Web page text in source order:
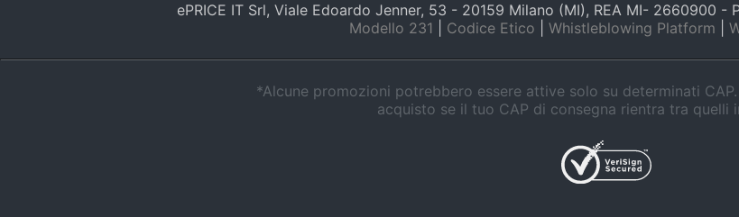
ePRICE IT Srl, Viale Edoardo Jenner, 53 - 20159 Milano (MI), REA MI- 2660900
Modello 231
Codice Etico Whistleblowing Platform
*Alcune promozioni potrebbero essere attive solo su determinati
acquisto se il tuo CAP di consegna rientra tra quelli